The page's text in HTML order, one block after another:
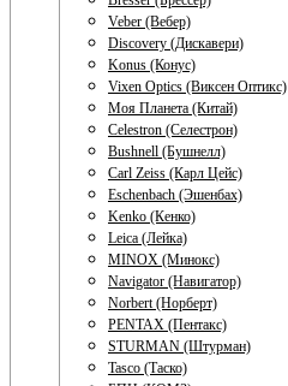
Veber (Вебер)
Discovery (Дискавери)
Konus (Конус)
Vixen Optics (Виксен Оптикс)
Моя Планета (Китай)
Celestron (Селестрон)
Bushnell (Бушнелл)
Carl Zeiss (Карл Цейс)
Eschenbach (Эшенбах)
Kenko (Кенко)
Leica (Лейка)
MINOX (Минокс)
Navigator (Навигатор)
Norbert (Норберт)
PENTAX (Пентакс)
STURMAN (Штурман)
Tasco (Таско)